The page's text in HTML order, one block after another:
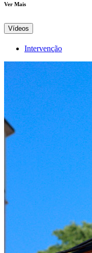
Ver Mais
Vídeos
Intervenção